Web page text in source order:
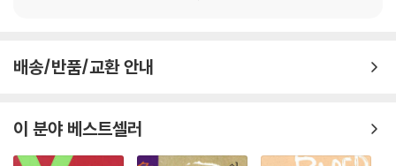
상과 호흡 수련에 정진했던 인물이다. 진(晉)의 요장(姚萇)에게 미래를
들끓던 세태에 걸맞게 그의 죽음이 신비화되었다고도 하고 정말로 그가 시
해선(尸解仙)이라고도 한다. 아무튼 왕가는 도교의 방사(方士)였고 사
배송/반품/교환 안내
이 분야 베스트셀러